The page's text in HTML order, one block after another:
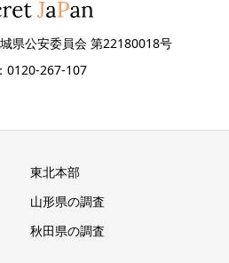
県公安委員会 第22180018号
0120-267-107
東北本部
山形県の調査
秋田県の調査